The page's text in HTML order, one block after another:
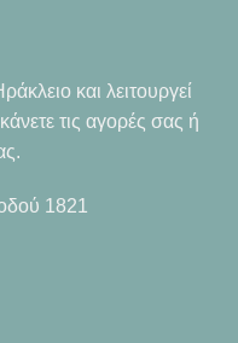
και λειτουργεί
τις αγορές σας ή
1821